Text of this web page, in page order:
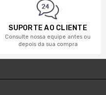
SUPORTE AO CLIENTE
Consulte nossa equipe antes ou
depois da sua compra